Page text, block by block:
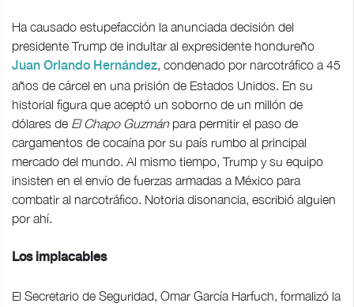
Ha causado estupefacción la anunciada decisión del
presidente Trump de indultar al expresidente hondureño
Juan Orlando Hernández, condenado por narcotráfico a 45
años de cárcel en una prisión de Estados Unidos. En su
historial figura que aceptó un soborno de un millón de
dólares de El Chapo Guzmánpara permitir el paso de
cargamentos de cocaína por su país rumbo al principal
mercado del mundo. Al mismo tiempo, Trump y su equipo
insisten en el envío de fuerzas armadas a México para
combatir al narcotráfico. Notoria disonancia, escribió alguien
por ahí.
Los implacables
El Secretario de Seguridad, Omar García Harfuch, formalizó la